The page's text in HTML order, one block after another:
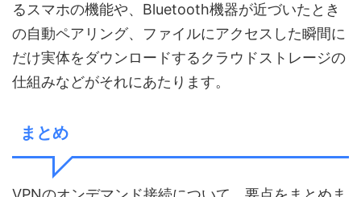
るスマホの機能や、Bluetooth機器が近づいたとき
の自動ペアリング、ファイルにアクセスした瞬間に
だけ実体をダウンロードするクラウドストレージの
仕組みなどがそれにあたります。
まとめ